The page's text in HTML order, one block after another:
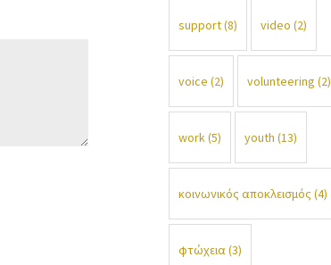
support(8) video (2)
voice (2) volunteering (2)
work(5) youth (13)
κοινωνικός αποκλεισμός (4)
φτώχεια(3)